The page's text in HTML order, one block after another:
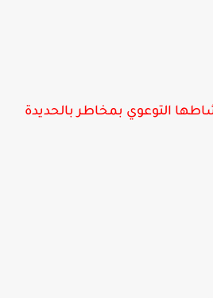
التوعوي بمخاطر بالحديدة